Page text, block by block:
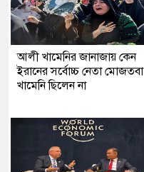
আলী খামেনির জানাজায় কেন
ইরানের সর্বোচ্চ নেতা মোজতবা
খামেনি ছিলেন না